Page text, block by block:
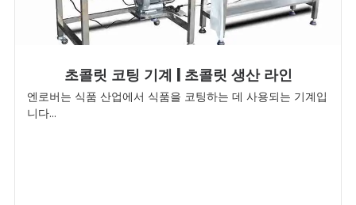
초콜릿 코팅 기계 | 초콜릿 생산 라인
엔로버는 식품 산업에서 식품을 코팅하는 데 사용되는 기계입
니다...